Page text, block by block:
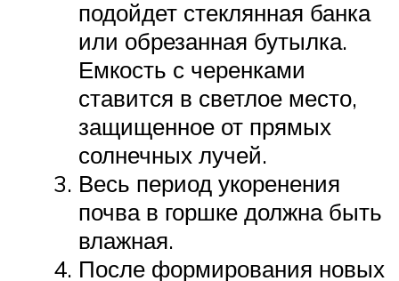
подойдет стеклянная банка
или обрезанная бутылка.
Емкость с черенками
ставится в светлое место,
защищенное от прямых
солнечных лучей.
Весь период укоренения
почва в горшке должна быть
влажная.
После формирования новых